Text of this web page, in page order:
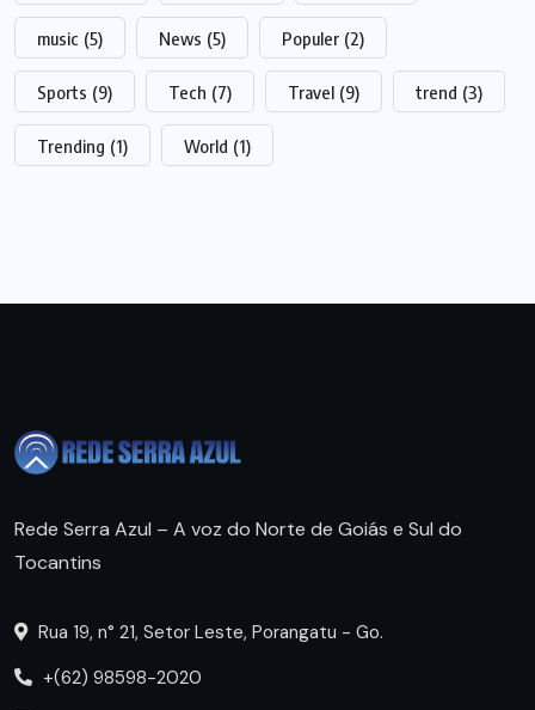
music (5) News (5) Populer (2)
Sports (9) Tech (7) Travel (9) trend (3)
Trending (1) World (1)
Rede Serra Azul – A voz do Norte de Goiás e Sul do
Tocantins
Rua 19, n° 21, Setor Leste, Porangatu - Go.
+(62) 98598-2020